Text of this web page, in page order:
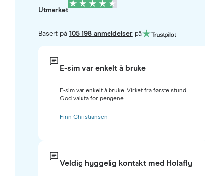
Utmerket
Basert på 105 198 anmeldelserpå
E-sim var enkelt å bruke
E-sim var enkelt å bruke. Virket fra første stund.
God valuta for pengene.
Finn Christiansen
Veldig hyggelig kontakt med Holafly